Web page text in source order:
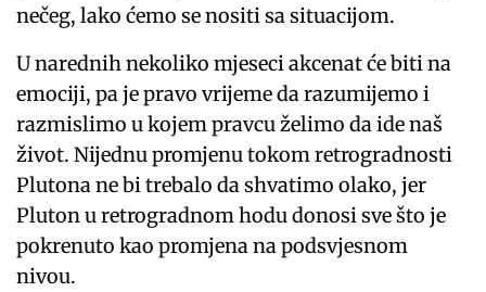
nečeg, lako ćemo se nositi sa situacijom.
U narednih nekoliko mjeseci akcenat će biti na
emociji, pa je pravo vrijeme da razumijemo i
razmislimo u kojem pravcu želimo da ide naš
život. Nijednu promjenu tokom retrogradnosti
Plutona ne bi trebalo da shvatimo olako, jer
Pluton u retrogradnom hodu donosi sve što je
pokrenuto kao promjena na podsvjesnom
nivou.